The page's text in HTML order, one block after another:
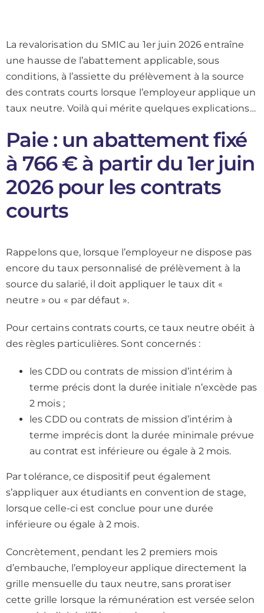
La revalorisation du SMIC au 1er juin 2026 entraîne
une hausse de l’abattement applicable, sous
conditions, à l’assiette du prélèvement à la source
des contrats courts lorsque l’employeur applique un
taux neutre. Voilà qui mérite quelques explications…
Paie : un abattement fixé
à 766 € à partir du 1er juin
2026 pour les contrats
courts
Rappelons que, lorsque l’employeur ne dispose pas
encore du taux personnalisé de prélèvement à la
source du salarié, il doit appliquer le taux dit «
neutre » ou « par défaut ».
Pour certains contrats courts, ce taux neutre obéit à
des règles particulières. Sont concernés :
les CDD ou contrats de mission d’intérim à
terme précis dont la durée initiale n’excède pas
2 mois ;
les CDD ou contrats de mission d’intérim à
terme imprécis dont la durée minimale prévue
au contrat est inférieure ou égale à 2 mois.
Par tolérance, ce dispositif peut également
s’appliquer aux étudiants en convention de stage,
lorsque celle-ci est conclue pour une durée
inférieure ou égale à 2 mois.
Concrètement, pendant les 2 premiers mois
d’embauche, l’employeur applique directement la
grille mensuelle du taux neutre, sans proratiser
cette grille lorsque la rémunération est versée selon